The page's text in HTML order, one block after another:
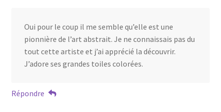
Oui pour le coup il me semble qu’elle est une
pionnière de l’art abstrait. Je ne connaissais pas du
tout cette artiste et j’ai apprécié la découvrir.
J’adore ses grandes toiles colorées.
Répondre